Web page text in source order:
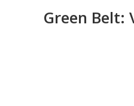
Green Belt: